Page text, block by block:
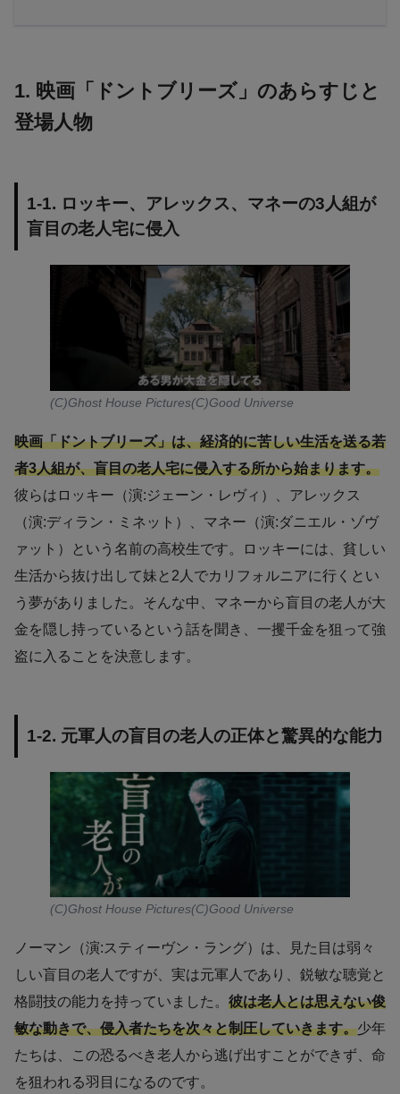
1. 映画「ドントブリーズ」のあらすじと
登場人物
1-1. ロッキー、アレックス、マネーの3人組が
盲目の老人宅に侵入
(C)Ghost House Pictures(C)Good Universe
映画「ドントブリーズ」は、経済的に苦しい生活を送る若
者3人組が、盲目の老人宅に侵入する所から始まります。
彼らはロッキー（演:ジェーン・レヴィ）、アレックス
（演:ディラン・ミネット）、マネー（演:ダニエル・ゾヴ
ァット）という名前の高校生です。ロッキーには、貧しい
生活から抜け出して妹と2人でカリフォルニアに行くとい
う夢がありました。そんな中、マネーから盲目の老人が大
金を隠し持っているという話を聞き、一攫千金を狙って強
盗に入ることを決意します。
1-2. 元軍人の盲目の老人の正体と驚異的な能力
(C)Ghost House Pictures(C)Good Universe
ノーマン（演:スティーヴン・ラング）は、見た目は弱々
しい盲目の老人ですが、実は元軍人であり、鋭敏な聴覚と
格闘技の能力を持っていました。 彼は老人とは思えない俊
敏な動きで、侵入者たちを次々と制圧していきます。少年
たちは、この恐るべき老人から逃げ出すことができず、命
を狙われる羽目になるのです。